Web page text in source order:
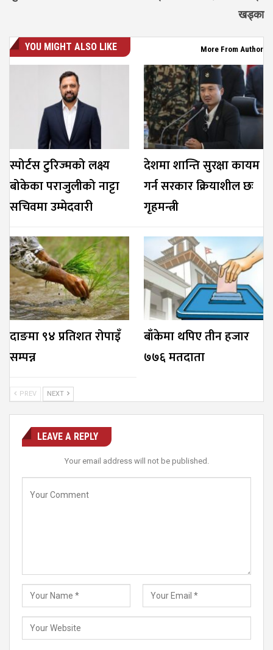
खड्का
YOU MIGHT ALSO LIKE More From Author
स्पोर्टस टुरिज्मको लक्ष्य
बोकेका पराजुलीको नाट्टा
सचिवमा उम्मेदवारी
देशमा शान्ति सुरक्षा कायम
गर्न सरकार क्रियाशील छः
गृहमन्त्री
दाङमा ९४ प्रतिशत रोपाइँ
सम्पन्न
बाँकेमा थपिए तीन हजार
७७६ मतदाता
PREV NEXT
LEAVE A REPLY
Your email address will not be published.